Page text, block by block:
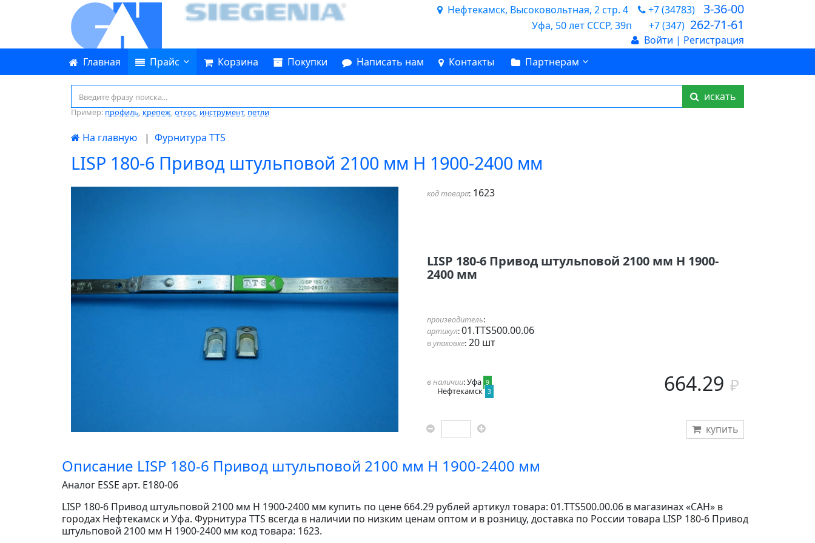
Нефтекамск, Высоковольтная, 2 стр. 4 +7 (34783) 3-36-00
Уфа, 50 лет СССР, 39п +7 (347) 262-71-61
Войти | Регистрация
Главная
Прайс Корзина Покупки Написать нам Контакты Партнерам
искать
Пример: профиль, крепеж,откос, инструмент, петли
На главную | Фурнитура TTS
LISP 180-6 Привод штульповой 2100 мм Н 1900-2400 мм
код товара: 1623
LISP 180-6 Привод штульповой 2100 мм Н 1900-
2400 мм
производитель:
артикул:01.TTS500.00.06
в упаковке: 20 шт
в наличии: Уфа 9
Нефтекамск 3 664.29
купить
Описание LISP 180-6 Привод штульповой 2100 мм Н 1900-2400 мм
Аналог ESSE арт. E180-06
LISP 180-6 Привод штульповой 2100 мм Н 1900-2400 мм купить по цене 664.29 рублей артикул товара: 01.TTS500.00.06 в магазинах «САН» в
городах Нефтекамск и Уфа. Фурнитура TTS всегда в наличии по низким ценам оптом и в розницу, доставка по России товара LISP 180-6 Привод
штульповой 2100 мм Н 1900-2400 мм код товара: 1623.